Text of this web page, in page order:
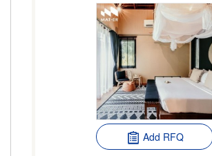
Add RFQ